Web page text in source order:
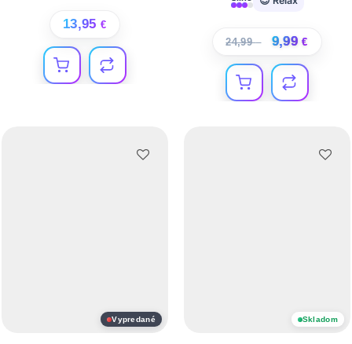
13,95 €
24,99€ 9,99€
Vypredané Skladom